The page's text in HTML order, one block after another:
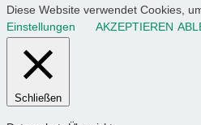
Diese Website verwendet Cookies,
Einstellungen
AKZEPTIEREN
Schließen